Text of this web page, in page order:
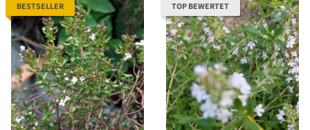
BESTSELLER TOP BEWERTET